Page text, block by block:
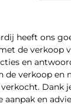
heeft ons
de verkoop
en
de verkoop en
Dank
en